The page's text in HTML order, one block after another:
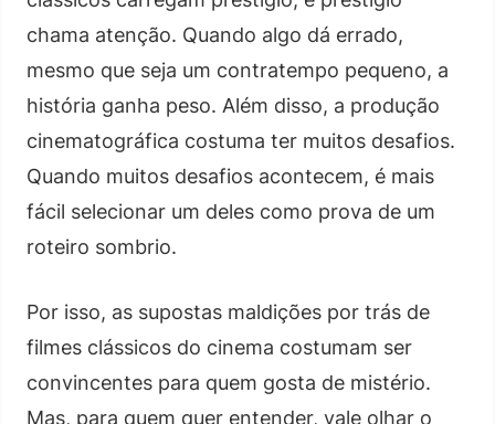
chama atenção. Quando algo dá errado,
mesmo que seja um contratempo pequeno, a
história ganha peso. Além disso, a produção
cinematográfica costuma ter muitos desafios.
Quando muitos desafios acontecem, é mais
fácil selecionar um deles como prova de um
roteiro sombrio.
Por isso, as supostas maldições por trás de
filmes clássicos do cinema costumam ser
convincentes para quem gosta de mistério.
Mas, para quem quer entender, vale olhar o